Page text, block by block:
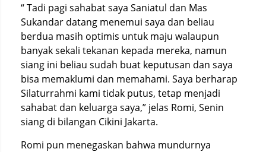
“ Tadi pagi sahabat saya Saniatul dan Mas
Sukandar datang menemui saya dan beliau
berdua masih optimis untuk maju walaupun
banyak sekali tekanan kepada mereka, namun
siang ini beliau sudah buat keputusan dan saya
bisa memaklumi dan memahami. Saya berharap
Silaturrahmi kami tidak putus, tetap menjadi
sahabat dan keluarga saya,” jelas Romi, Senin
siang di bilangan Cikini Jakarta.
Romi pun menegaskan bahwa mundurnya